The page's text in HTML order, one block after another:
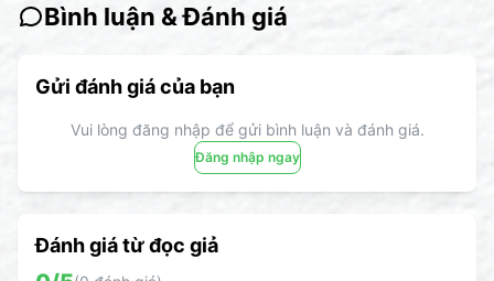
Bình luận & Đánh giá
Gửi đánh giá của bạn
Vui lòng đăng nhập để gửi bình luận và đánh giá.
Đăng nhập ngay
Đánh giá từ đọc giả